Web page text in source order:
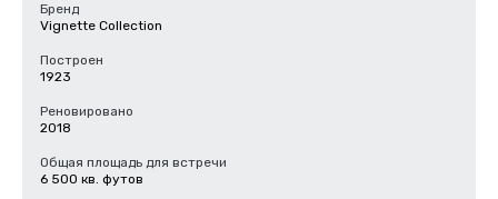
Бренд
Vignette Collection
Построен
1923
Реновировано
2018
Общая площадь для встречи
6 500 кв. футов